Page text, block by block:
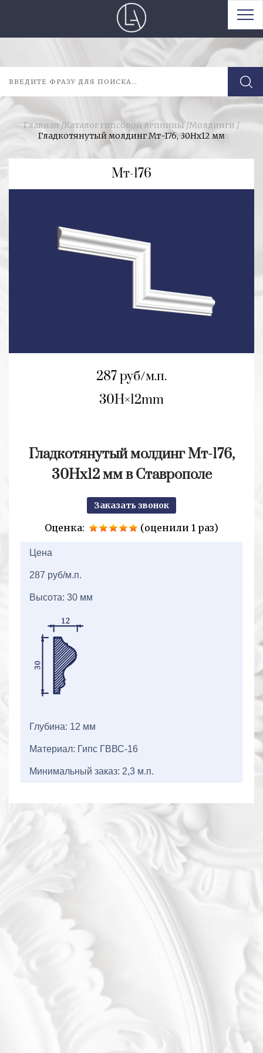
Главная /Каталог гипсовой лепнины /Молдинги /
Гладкотянутый молдинг Мт-176, 30Hx12 мм
Мт-176
287 руб/м.п.
30H 12mm
Гладкотянутый молдинг Мт-176,
30Hx12 мм в Ставрополе
Заказать звонок
Оценка:
(оценили 1 раз)
Цена
287 руб/м.п.
Высота: 30 мм
Глубина: 12 мм
Материал: Гипс ГВВС-16
Минимальный заказ: 2,3 м.п.